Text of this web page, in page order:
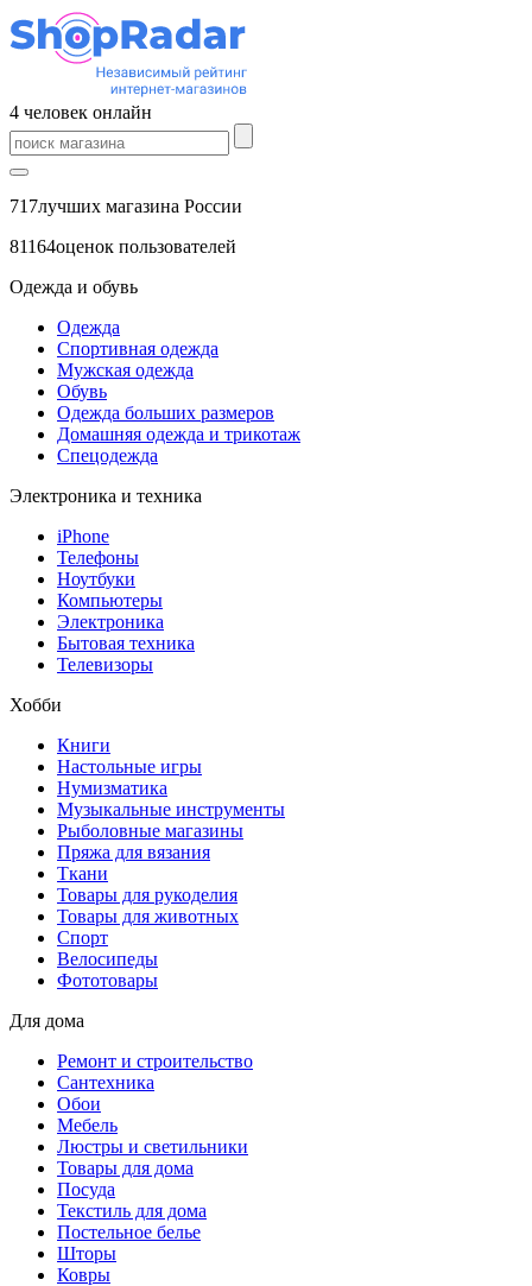
4 человек онлайн
717лучших магазина России
81164оценок пользователей
Одежда и обувь
Одежда
Спортивная одежда
Мужская одежда
Обувь
Одежда больших размеров
Домашняя одежда и трикотаж
Спецодежда
Электроника и техника
iPhone
Телефоны
Ноутбуки
Компьютеры
Электроника
Бытовая техника
Телевизоры
Хобби
Книги
Настольные игры
Нумизматика
Музыкальные инструменты
Рыболовные магазины
Пряжа для вязания
Ткани
Товары для рукоделия
Товары для животных
Спорт
Велосипеды
Фототовары
Для дома
Ремонт и строительство
Сантехника
Обои
Мебель
Люстры и светильники
Товары для дома
Посуда
Текстиль для дома
Постельное белье
Шторы
Ковры